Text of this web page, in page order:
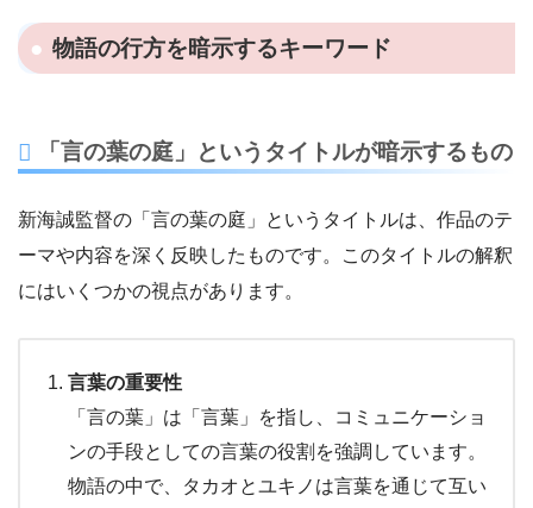
物語の行方を暗示するキーワード
「言の葉の庭」というタイトルが暗示するもの
新海誠監督の「言の葉の庭」というタイトルは、作品のテ
ーマや内容を深く反映したものです。このタイトルの解釈
にはいくつかの視点があります。
言葉の重要性
「言の葉」は「言葉」を指し、コミュニケーショ
ンの手段としての言葉の役割を強調しています。
物語の中で、タカオとユキノは言葉を通じて互い